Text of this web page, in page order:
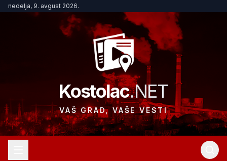
nedelja, 9. avgust 2026.
Kostolac.NET
VAŠ GRAD, VAŠE VESTI